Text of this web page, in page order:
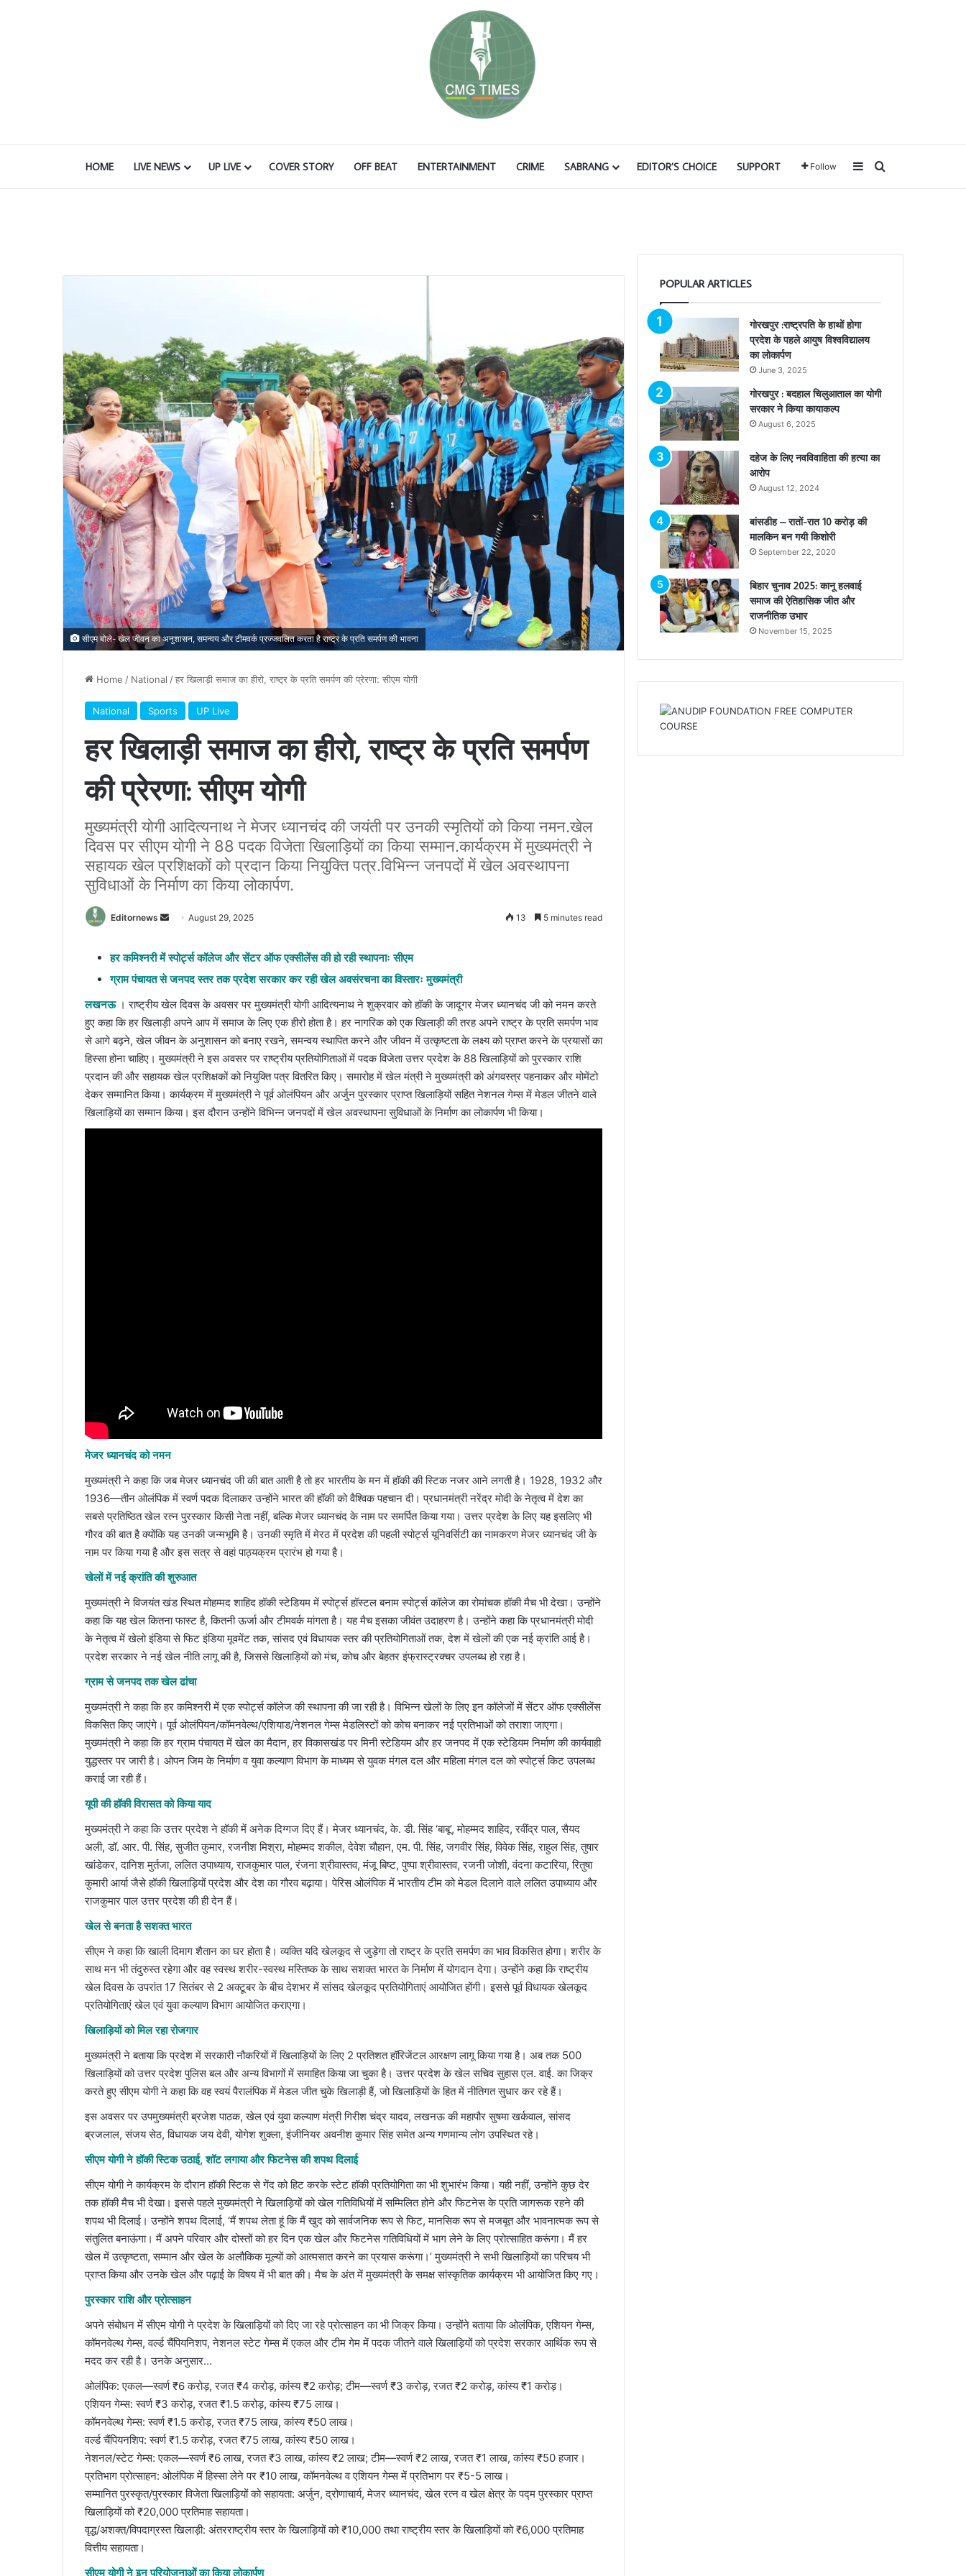
HOME LIVE NEWS UP LIVE COVER STORY OFF BEAT ENTERTAINMENT CRIME SABRANG EDITOR’S CHOICE SUPPORT Follow SidebarSearch for
सीएम बोले- खेल जीवन का अनुशासन, समन्वय और टीमवर्क प्रज्जवलित करता है राष्ट्र के प्रति समर्पण की भावना
Home / National /हर खिलाड़ी समाज का हीरो, राष्ट्र के प्रति समर्पण की प्रेरणा: सीएम योगी
National Sports UP Live
हर खिलाड़ी समाज का हीरो, राष्ट्र के प्रति समर्पण
की प्रेरणा: सीएम योगी
मुख्यमंत्री योगी आदित्यनाथ ने मेजर ध्यानचंद की जयंती पर उनकी स्मृतियों को किया नमन.खेल
दिवस पर सीएम योगी ने 88 पदक विजेता खिलाड़ियों का किया सम्मान.कार्यक्रम में मुख्यमंत्री ने
सहायक खेल प्रशिक्षकों को प्रदान किया नियुक्ति पत्र.विभिन्न जनपदों में खेल अवस्थापना
सुविधाओं के निर्माण का किया लोकार्पण.
Editornews
Send
email
August 29, 2025 13 5 minutes read
हर कमिश्नरी में स्पोर्ट्स कॉलेज और सेंटर ऑफ एक्सीलेंस की हो रही स्थापनाः सीएम
ग्राम पंचायत से जनपद स्तर तक प्रदेश सरकार कर रही खेल अवसंरचना का विस्तारः मुख्यमंत्री
लखनऊ । राष्ट्रीय खेल दिवस के अवसर पर मुख्यमंत्री योगी आदित्यनाथ ने शुक्रवार को हॉकी के जादूगर मेजर ध्यानचंद जी को नमन करते
हुए कहा कि हर खिलाड़ी अपने आप में समाज के लिए एक हीरो होता है। हर नागरिक को एक खिलाड़ी की तरह अपने राष्ट्र के प्रति समर्पण भाव
से आगे बढ़ने, खेल जीवन के अनुशासन को बनाए रखने, समन्वय स्थापित करने और जीवन में उत्कृष्टता के लक्ष्य को प्राप्त करने के प्रयासों का
हिस्सा होना चाहिए। मुख्यमंत्री ने इस अवसर पर राष्ट्रीय प्रतियोगिताओं में पदक विजेता उत्तर प्रदेश के 88 खिलाड़ियों को पुरस्कार राशि
प्रदान की और सहायक खेल प्रशिक्षकों को नियुक्ति पत्र वितरित किए। समारोह में खेल मंत्री ने मुख्यमंत्री को अंगवस्त्र पहनाकर और मोमेंटो
देकर सम्मानित किया। कार्यक्रम में मुख्यमंत्री ने पूर्व ओलंपियन और अर्जुन पुरस्कार प्राप्त खिलाड़ियों सहित नेशनल गेम्स में मेडल जीतने वाले
खिलाड़ियों का सम्मान किया। इस दौरान उन्होंने विभिन्न जनपदों में खेल अवस्थापना सुविधाओं के निर्माण का लोकार्पण भी किया।
मेजर ध्यानचंद को नमन
मुख्यमंत्री ने कहा कि जब मेजर ध्यानचंद जी की बात आती है तो हर भारतीय के मन में हॉकी की स्टिक नजर आने लगती है। 1928, 1932 और
1936—तीन ओलंपिक में स्वर्ण पदक दिलाकर उन्होंने भारत की हॉकी को वैश्विक पहचान दी। प्रधानमंत्री नरेंद्र मोदी के नेतृत्व में देश का
सबसे प्रतिष्ठित खेल रत्न पुरस्कार किसी नेता नहीं, बल्कि मेजर ध्यानचंद के नाम पर समर्पित किया गया। उत्तर प्रदेश के लिए यह इसलिए भी
गौरव की बात है क्योंकि यह उनकी जन्मभूमि है। उनकी स्मृति में मेरठ में प्रदेश की पहली स्पोर्ट्स यूनिवर्सिटी का नामकरण मेजर ध्यानचंद जी के
नाम पर किया गया है और इस सत्र से वहां पाठ्यक्रम प्रारंभ हो गया है।
खेलों में नई क्रांति की शुरुआत
मुख्यमंत्री ने विजयंत खंड स्थित मोहम्मद शाहिद हॉकी स्टेडियम में स्पोर्ट्स हॉस्टल बनाम स्पोर्ट्स कॉलेज का रोमांचक हॉकी मैच भी देखा। उन्होंने
कहा कि यह खेल कितना फास्ट है, कितनी ऊर्जा और टीमवर्क मांगता है। यह मैच इसका जीवंत उदाहरण है। उन्होंने कहा कि प्रधानमंत्री मोदी
के नेतृत्व में खेलो इंडिया से फिट इंडिया मूवमेंट तक, सांसद एवं विधायक स्तर की प्रतियोगिताओं तक, देश में खेलों की एक नई क्रांति आई है।
प्रदेश सरकार ने नई खेल नीति लागू की है, जिससे खिलाड़ियों को मंच, कोच और बेहतर इंफ्रास्ट्रक्चर उपलब्ध हो रहा है।
ग्राम से जनपद तक खेल ढांचा
मुख्यमंत्री ने कहा कि हर कमिश्नरी में एक स्पोर्ट्स कॉलेज की स्थापना की जा रही है। विभिन्न खेलों के लिए इन कॉलेजों में सेंटर ऑफ एक्सीलेंस
विकसित किए जाएंगे। पूर्व ओलंपियन/कॉमनवेल्थ/एशियाड/नेशनल गेम्स मेडलिस्टों को कोच बनाकर नई प्रतिभाओं को तराशा जाएगा।
मुख्यमंत्री ने कहा कि हर ग्राम पंचायत में खेल का मैदान, हर विकासखंड पर मिनी स्टेडियम और हर जनपद में एक स्टेडियम निर्माण की कार्यवाही
युद्धस्तर पर जारी है। ओपन जिम के निर्माण व युवा कल्याण विभाग के माध्यम से युवक मंगल दल और महिला मंगल दल को स्पोर्ट्स किट उपलब्ध
कराई जा रही हैं।
यूपी की हॉकी विरासत को किया याद
मुख्यमंत्री ने कहा कि उत्तर प्रदेश ने हॉकी में अनेक दिग्गज दिए हैं। मेजर ध्यानचंद, के. डी. सिंह ‘बाबू’, मोहम्मद शाहिद, रवींद्र पाल, सैयद
अली, डॉ. आर. पी. सिंह, सुजीत कुमार, रजनीश मिश्रा, मोहम्मद शकील, देवेश चौहान, एम. पी. सिंह, जगवीर सिंह, विवेक सिंह, राहुल सिंह, तुषार
खांडेकर, दानिश मुर्तजा, ललित उपाध्याय, राजकुमार पाल, रंजना श्रीवास्तव, मंजू बिष्ट, पुष्पा श्रीवास्तव, रजनी जोशी, वंदना कटारिया, रितुषा
कुमारी आर्या जैसे हॉकी खिलाड़ियों प्रदेश और देश का गौरव बढ़ाया। पेरिस ओलंपिक में भारतीय टीम को मेडल दिलाने वाले ललित उपाध्याय और
राजकुमार पाल उत्तर प्रदेश की ही देन हैं।
खेल से बनता है सशक्त भारत
सीएम ने कहा कि खाली दिमाग शैतान का घर होता है। व्यक्ति यदि खेलकूद से जुड़ेगा तो राष्ट्र के प्रति समर्पण का भाव विकसित होगा। शरीर के
साथ मन भी तंदुरुस्त रहेगा और वह स्वस्थ शरीर-स्वस्थ मस्तिष्क के साथ सशक्त भारत के निर्माण में योगदान देगा। उन्होंने कहा कि राष्ट्रीय
खेल दिवस के उपरांत 17 सितंबर से 2 अक्टूबर के बीच देशभर में सांसद खेलकूद प्रतियोगिताएं आयोजित होंगी। इससे पूर्व विधायक खेलकूद
प्रतियोगिताएं खेल एवं युवा कल्याण विभाग आयोजित कराएगा।
खिलाड़ियों को मिल रहा रोजगार
मुख्यमंत्री ने बताया कि प्रदेश में सरकारी नौकरियों में खिलाड़ियों के लिए 2 प्रतिशत हॉरिजेंटल आरक्षण लागू किया गया है। अब तक 500
खिलाड़ियों को उत्तर प्रदेश पुलिस बल और अन्य विभागों में समाहित किया जा चुका है। उत्तर प्रदेश के खेल सचिव सुहास एल. वाई. का जिक्र
करते हुए सीएम योगी ने कहा कि वह स्वयं पैरालंपिक में मेडल जीत चुके खिलाड़ी हैं, जो खिलाड़ियों के हित में नीतिगत सुधार कर रहे हैं।
इस अवसर पर उपमुख्यमंत्री ब्रजेश पाठक, खेल एवं युवा कल्याण मंत्री गिरीश चंद्र यादव, लखनऊ की महापौर सुषमा खर्कवाल, सांसद
ब्रजलाल, संजय सेठ, विधायक जय देवी, योगेश शुक्ला, इंजीनियर अवनीश कुमार सिंह समेत अन्य गणमान्य लोग उपस्थित रहे।
सीएम योगी ने हॉकी स्टिक उठाई, शॉट लगाया और फिटनेस की शपथ दिलाई
सीएम योगी ने कार्यक्रम के दौरान हॉकी स्टिक से गेंद को हिट करके स्टेट हॉकी प्रतियोगिता का भी शुभारंभ किया। यही नहीं, उन्होंने कुछ देर
तक हॉकी मैच भी देखा। इससे पहले मुख्यमंत्री ने खिलाड़ियों को खेल गतिविधियों में सम्मिलित होने और फिटनेस के प्रति जागरूक रहने की
शपथ भी दिलाई। उन्होंने शपथ दिलाई, ‘मैं शपथ लेता हूं कि मैं खुद को सार्वजनिक रूप से फिट, मानसिक रूप से मजबूत और भावनात्मक रूप से
संतुलित बनाऊंगा। मैं अपने परिवार और दोस्तों को हर दिन एक खेल और फिटनेस गतिविधियों में भाग लेने के लिए प्रोत्साहित करूंगा। मैं हर
खेल में उत्कृष्टता, सम्मान और खेल के अलौकिक मूल्यों को आत्मसात करने का प्रयास करूंगा।’ मुख्यमंत्री ने सभी खिलाड़ियों का परिचय भी
प्राप्त किया और उनके खेल और पढ़ाई के विषय में भी बात की। मैच के अंत में मुख्यमंत्री के समक्ष सांस्कृतिक कार्यक्रम भी आयोजित किए गए।
पुरस्कार राशि और प्रोत्साहन
अपने संबोधन में सीएम योगी ने प्रदेश के खिलाड़ियों को दिए जा रहे प्रोत्साहन का भी जिक्र किया। उन्होंने बताया कि ओलंपिक, एशियन गेम्स,
कॉमनवेल्थ गेम्स, वर्ल्ड चैंपियनिशप, नेशनल स्टेट गेम्स में एकल और टीम गेम में पदक जीतने वाले खिलाड़ियों को प्रदेश सरकार आर्थिक रूप से
मदद कर रही है। उनके अनुसार…
ओलंपिक: एकल—स्वर्ण ₹6 करोड़, रजत ₹4 करोड़, कांस्य ₹2 करोड़; टीम—स्वर्ण ₹3 करोड़, रजत ₹2 करोड़, कांस्य ₹1 करोड़।
एशियन गेम्स: स्वर्ण ₹3 करोड़, रजत ₹1.5 करोड़, कांस्य ₹75 लाख।
कॉमनवेल्थ गेम्स: स्वर्ण ₹1.5 करोड़, रजत ₹75 लाख, कांस्य ₹50 लाख।
वर्ल्ड चैंपियनशिप: स्वर्ण ₹1.5 करोड़, रजत ₹75 लाख, कांस्य ₹50 लाख।
नेशनल/स्टेट गेम्स: एकल—स्वर्ण ₹6 लाख, रजत ₹3 लाख, कांस्य ₹2 लाख; टीम—स्वर्ण ₹2 लाख, रजत ₹1 लाख, कांस्य ₹50 हजार।
प्रतिभाग प्रोत्साहन: ओलंपिक में हिस्सा लेने पर ₹10 लाख, कॉमनवेल्थ व एशियन गेम्स में प्रतिभाग पर ₹5-5 लाख।
सम्मानित पुरस्कृत/पुरस्कार विजेता खिलाड़ियों को सहायता: अर्जुन, द्रोणाचार्य, मेजर ध्यानचंद, खेल रत्न व खेल क्षेत्र के पद्म पुरस्कार प्राप्त
खिलाड़ियों को ₹20,000 प्रतिमाह सहायता।
वृद्ध/अशक्त/विपदाग्रस्त खिलाड़ी: अंतरराष्ट्रीय स्तर के खिलाड़ियों को ₹10,000 तथा राष्ट्रीय स्तर के खिलाड़ियों को ₹6,000 प्रतिमाह
वित्तीय सहायता।
सीएम योगी ने इन परियोजनाओं का किया लोकार्पण
POPULAR ARTICLES
गोरखपुर :राष्ट्रपति के हाथों होगा
प्रदेश के पहले आयुष विश्वविद्यालय
का लोकार्पण
June 3, 2025
गोरखपुर : बदहाल चिलुआताल का योगी
सरकार ने किया कायाकल्प
August 6, 2025
दहेज के लिए नवविवाहिता की हत्या का
आरोप
August 12, 2024
बांसडीह – रातों-रात 10 करोड़ की
मालकिन बन गयी किशोरी
September 22, 2020
बिहार चुनाव 2025: कानू हलवाई
समाज की ऐतिहासिक जीत और
राजनीतिक उभार
November 15, 2025